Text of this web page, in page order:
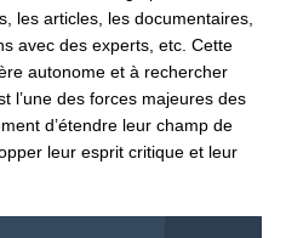
les articles, les documentaires,
avec des experts, etc. Cette
autonome et à rechercher
l’une des forces majeures des
d’étendre leur champ de
leur esprit critique et leur